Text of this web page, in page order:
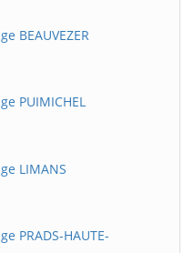
BEAUVEZER
PUIMICHEL
LIMANS
PRADS-HAUTE-
BatiWebPro